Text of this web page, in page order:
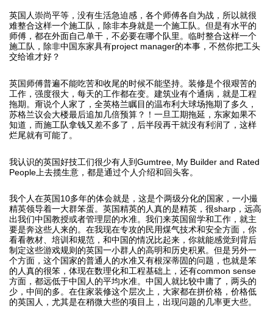
英国人崇尚平等，没有生活急迫感，各个师傅各自为战，所以就很
难整合这样一个施工队，除非本身就是一个施工队。但是有水平的
师傅，都在外面自己单干，不必要在哪个队里。临时整合这样一个
施工队，除非中国东家具有project manager的本事，不然你把工头
交给谁才好？
英国师傅普遍不能吃苦和收尾的时候不能坚持。装修是个很艰苦的
工作，强度很大，每天的工作都在变。建筑业有个通病，就是工程
拖期。甭说个人家了，全英格兰瞩目的温布利大球场拖期了多久，
苏格兰议会大楼最后追加几倍预算？！一旦工期拖延，东家如果不
知道，而施工队拿钱又差不多了，后半段再干就没有利润了，这样
烂尾就有可能了。
我认识的英国好技工们很少有人到Gumtree, My Builder and Rated
People上去揽生意，都是通过个人介绍和回头客。
我个人在英国10多年的体会就是，这是个两级分化的国家，一小撮
精英领导着一大群笨蛋。英国精英的人真的是精英，很sharp，远高
出我们中国教授或者管理层的水准。我们来英国留学和工作，就主
要是奔这些人来的。在我现在专攻的民用煤气技术和安全方面，你
看看教材、培训和规范，和中国的情况比起来，你就能感觉到背后
制定这些游戏规则的英国一小群人的高明和历史积累。但是另外一
个方面，这个国家的普通人的水准又有根深蒂固的问题，也就是笨
的人真的很笨，体现在数理化和工程基础上，还有common sense
方面，都远低于中国人的平均水准。中国人就比较中庸了，两头的
少，中间的多。在住家装修这个层次上，大家都在拼价格，价格低
的英国人，尤其是在稍微大些的项目上，出现问题的几率更大些。